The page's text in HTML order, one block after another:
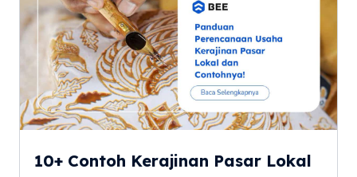
10+ Contoh Kerajinan Pasar Lokal